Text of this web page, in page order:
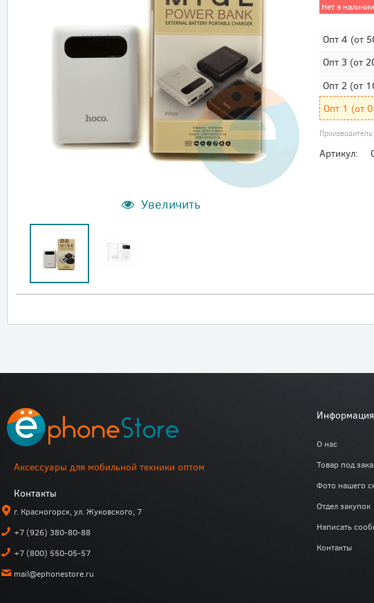
Увеличить
Нет в наличии
Опт 4 (от
Опт 3 (от
Опт 2 (от
Опт 1 (от
Производитель:
Артикул:
Аксессуары для мобильной техники оптом
Контакты
г. Красногорск, ул. Жуковского, 7
+7 (926) 380-80-88
+7 (800) 550-05-57
mail@ephonestore.ru
Информация
О нас
Товар под
Фото нашего
Отдел закупок
Написать
Контакты